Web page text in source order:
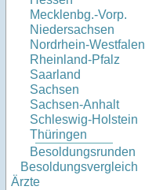
Mecklenbg.-Vorp.
Niedersachsen
Nordrhein-Westfalen
Rheinland-Pfalz
Saarland
Sachsen
Sachsen-Anhalt
Schleswig-Holstein
Thüringen
Besoldungsrunden
Besoldungsvergleich
Ärzte